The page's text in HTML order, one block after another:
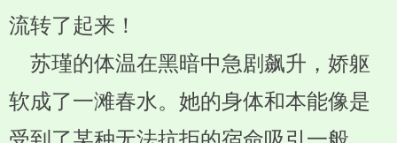
流转了起来！
苏瑾的体温在黑暗中急剧飙升，娇躯
软成了一滩春水。她的身体和本能像是